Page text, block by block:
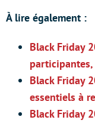
À lire également :
Black Friday
participantes,
Black Friday
essentiels à
Black Friday